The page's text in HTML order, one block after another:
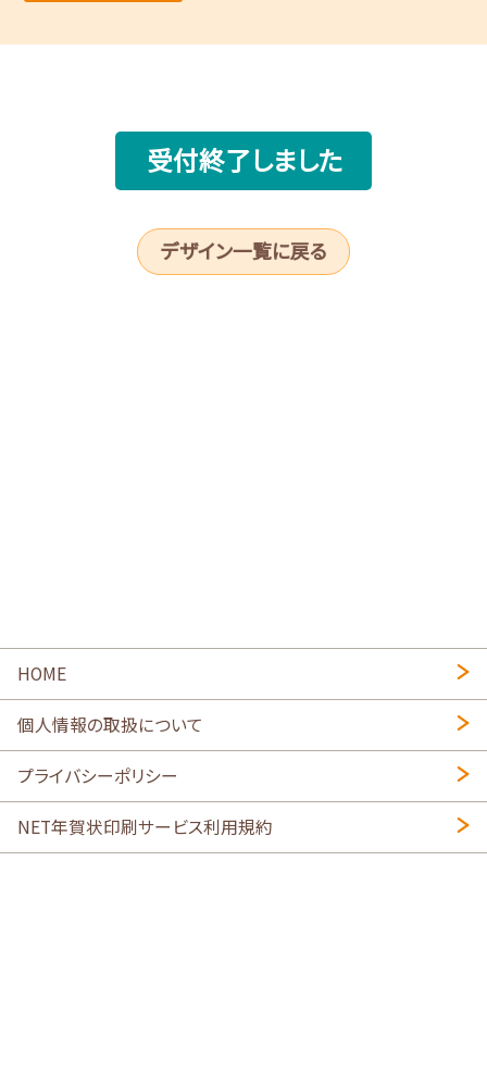
受付終了しました
デザイン一覧に戻る
HOME
個人情報の取扱について
プライバシーポリシー
NET年賀状印刷サービス利用規約